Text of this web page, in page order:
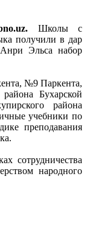
Школы с
получили в дар
Эльса набор
№9 Паркента,
Бухарской
района
учебники по
преподавания
сотрудничества
народного